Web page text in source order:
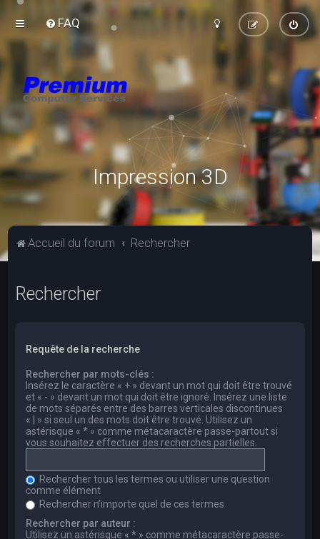
FAQ
Impression 3D
Accueil du forum Rechercher
Rechercher
Requête de la recherche
Rechercher par mots-clés :
Insérez le caractère « + » devant un mot qui doit être trouvé
et « - » devant un mot qui doit être ignoré. Insérez une liste
de mots séparés entre des barres verticales discontinues
« | » si seul un des mots doit être trouvé. Utilisez un
astérisque « * » comme métacaractère passe-partout si
vous souhaitez effectuer des recherches partielles.
Rechercher tous les termes ou utiliser une question
comme élément
Rechercher n’importe quel de ces termes
Rechercher par auteur :
Utilisez un astérisque « * » comme métacaractère passe-